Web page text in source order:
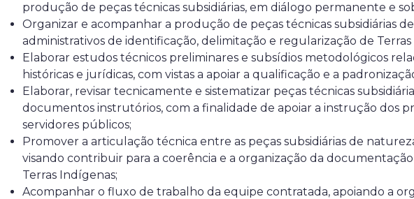
produção de peças técnicas subsidiárias, em diálogo permanente e
Organizar e acompanhar a produção de peças técnicas subsidiárias
administrativos de identificação, delimitação e regularização de
Elaborar estudos técnicos preliminares e subsídios metodológicos
históricas e jurídicas, com vistas a apoiar a qualificação e a
Elaborar, revisar tecnicamente e sistematizar peças técnicas
documentos instrutórios, com a finalidade de apoiar a instrução dos
servidores públicos;
Promover a articulação técnica entre as peças subsidiárias de
visando contribuir para a coerência e a organização da
Terras Indígenas;
Acompanhar o fluxo de trabalho da equipe contratada, apoiando a